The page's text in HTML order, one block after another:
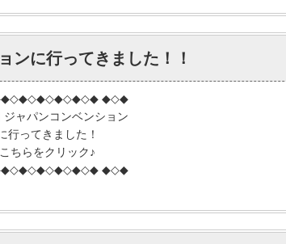
ンに行ってきました！！
◆◇◆
ジャパンコンベンション
行ってきました！
ちらをクリック♪
◆◇◆